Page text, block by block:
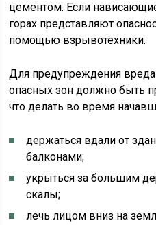
цементом. Если
горах представляют
помощью взрывотехники.
Для предупреждения
опасных зон должно быть
что делать во время
держаться вдали от
балконами;
укрыться за большим
скалы;
лечь лицом вниз на